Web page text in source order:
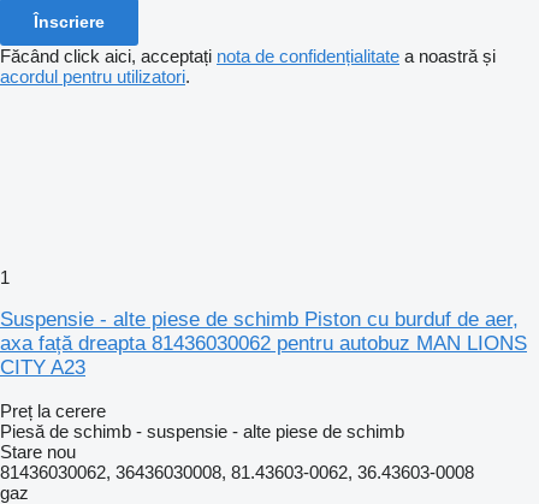
Înscriere
Făcând click aici, acceptați nota de confidențialitate a noastră și
acordul pentru utilizatori.
1
Suspensie - alte piese de schimb Piston cu burduf de aer,
axa față dreapta 81436030062 pentru autobuz MAN LIONS
CITY A23
Preț la cerere
Piesă de schimb - suspensie - alte piese de schimb
Stare nou
81436030062, 36436030008, 81.43603-0062, 36.43603-0008
gaz